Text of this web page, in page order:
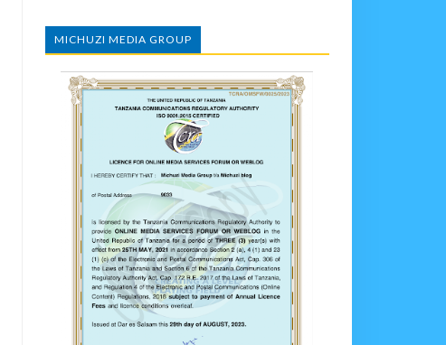
MICHUZI MEDIA GROUP